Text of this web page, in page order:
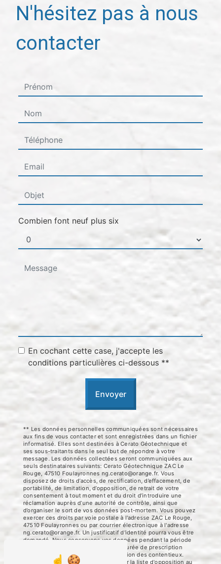
N'hésitez pas à nous
contacter
Combien font neuf plus six
En cochant cette case, j'accepte les
conditions particulières ci-dessous **
Envoyer
** Les données personnelles communiquées sont nécessaires
aux fins de vous contacter et sont enregistrées dans un fichier
informatisé. Elles sont destinées à Cerato Géotechnique et
ses sous-traitants dans le seul but de répondre à votre
message. Les données collectées seront communiquées aux
seuls destinataires suivants: Cerato Géotechnique ZAC Le
Rouge, 47510 Foulayronnes ng.cerato@orange.fr. Vous
disposez de droits d’accès, de rectification, d’effacement, de
portabilité, de limitation, d’opposition, de retrait de votre
consentement à tout moment et du droit d’introduire une
réclamation auprès d’une autorité de contrôle, ainsi que
d’organiser le sort de vos données post-mortem. Vous pouvez
exercer ces droits par voie postale à l'adresse ZAC Le Rouge,
47510 Foulayronnes ou par courrier électronique à l'adresse
ng.cerato@orange.fr. Un justificatif d'identité pourra vous être
demandé. Nous conservons vos données pendant la période
de prise de contact puis pendant la durée de prescription
légale aux fins probatoires et de gestion des contentieux.
Vous avez le droit de vous inscrire sur la liste d'opposition au